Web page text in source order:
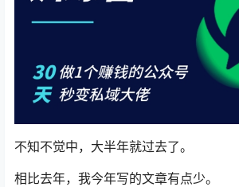
不知不觉中，大半年就过去了。
相比去年，我今年写的文章有点少。